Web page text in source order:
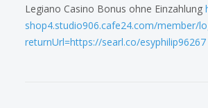
Legiano Casino Bonus ohne Einzahlung
shop4.studio906.cafe24.com/member/
returnUrl=https://searl.co/esyphilip96267